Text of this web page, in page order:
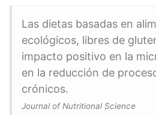
Las dietas basadas en
ecológicos, libres de
impacto positivo en la
en la reducción de
crónicos.
Journal of Nutritional Science